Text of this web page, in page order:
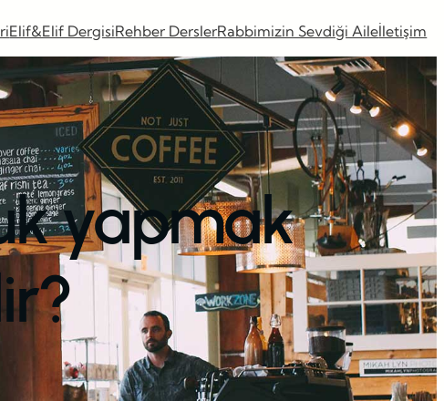
Elif&Elif DergisiRehber DerslerRabbimizin Sevdiği Aileİletişim
yapmak